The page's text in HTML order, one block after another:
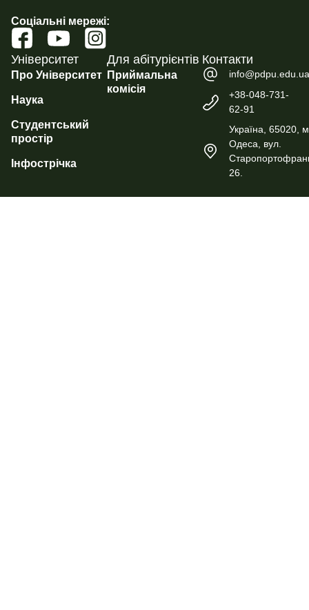
Соціальні мережі:
Університет
Про Університет
Наука
Студентський
простір
Інфострічка
Для абітурієнтів
Приймальна
комісія
Контакти
+38-048-731-
62-91
Україна, 65020,
Одеса, вул.
26.